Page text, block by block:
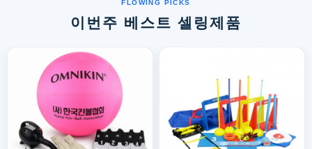
이번주 베스트 셀링제품